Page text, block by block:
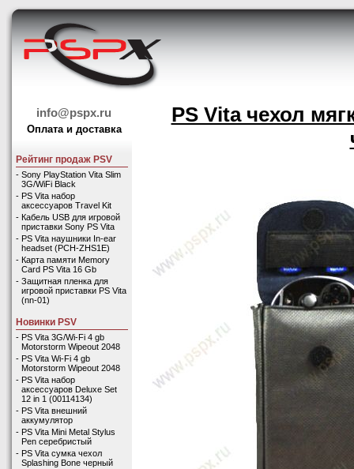
info@pspx.ru
Оплата и доставка
Рейтинг продаж PSV
- Sony PlayStation Vita Slim
3G/WiFi Black
- PS Vita набор
аксессуаров Travel Kit
- Кабель USB для игровой
приставки Sony PS Vita
- PS Vita наушники In-ear
headset (PCH-ZHS1E)
- Карта памяти Memory
Card PS Vita 16 Gb
- Защитная пленка для
игровой приставки PS Vita
(nn-01)
Новинки PSV
- PS Vita 3G/Wi-Fi 4 gb
Motorstorm Wipeout 2048
- PS Vita Wi-Fi 4 gb
Motorstorm Wipeout 2048
- PS Vita набор
аксессуаров Deluxe Set
12 in 1 (00114134)
- PS Vita внешний
аккумулятор
- PS Vita Mini Metal Stylus
Pen серебристый
- PS Vita сумка чехол
Splashing Bone черный
PS Vita чехол